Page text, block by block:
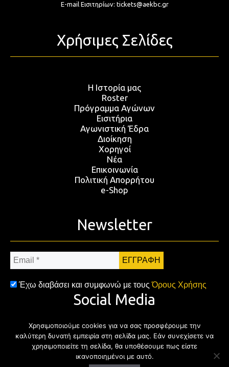
E-mail Εισιτηρίων: tickets@aekbc.gr
Χρήσιμες Σελίδες
Η Ιστορία μας
Roster
Πρόγραμμα Αγώνων
Εισιτήρια
Αγωνιστική Έδρα
Διοίκηση
Χορηγοί
Νέα
Επικοινωνία
Πολιτική Απορρήτου
e-Shop
Newsletter
Email
*
Έχω διαβάσει και συμφωνώ με τουςΌρους Χρήσης
Social Media
FacebookTwitter Instagram
Χρησιμοποιούμε cookies για να σας προσφέρουμε την
καλύτερη δυνατή εμπειρία στη σελίδα μας. Εάν συνεχίσετε να
χρησιμοποιείτε τη σελίδα, θα υποθέσουμε πως είστε
ικανοποιημένοι με αυτό.